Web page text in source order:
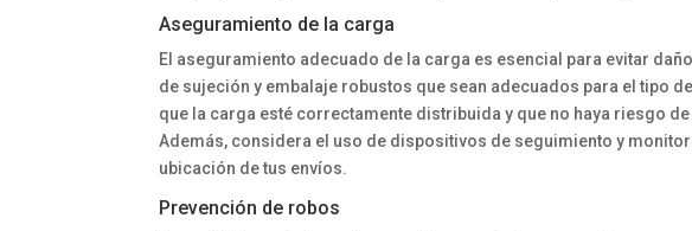
Aseguramiento de la carga
El aseguramiento adecuado de la carga es esencial para evitar
de sujeción y embalaje robustos que sean adecuados para el tipo
que la carga esté correctamente distribuida y que no haya riesgo
Además, considera el uso de dispositivos de seguimiento y
ubicación de tus envíos.
Prevención de robos